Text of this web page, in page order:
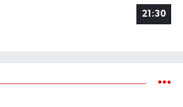
21:30